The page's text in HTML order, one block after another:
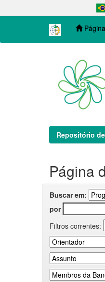
navigation
Repositório
Página
Buscar em:
por
Filtros correntes: